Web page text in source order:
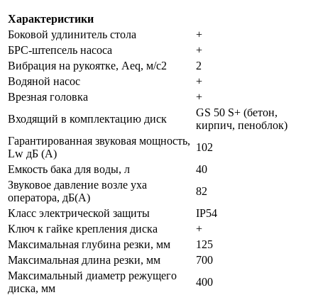
Характеристики
Боковой удлинитель стола
+
БРС-штепсель насоса
+
Вибрация на рукоятке, Aeq, м/с2
2
Водяной насос
+
Врезная головка
+
Входящий в комплектацию диск
GS 50 S+ (бетон,
кирпич, пеноблок)
Гарантированная звуковая мощность,
Lw дБ (А)
102
Емкость бака для воды, л
40
Звуковое давление возле уха
оператора, дБ(А)
82
Класс электрической защиты
IP54
Ключ к гайке крепления диска
+
Максимальная глубина резки, мм
125
Максимальная длина резки, мм
700
Максимальный диаметр режущего
диска, мм
400